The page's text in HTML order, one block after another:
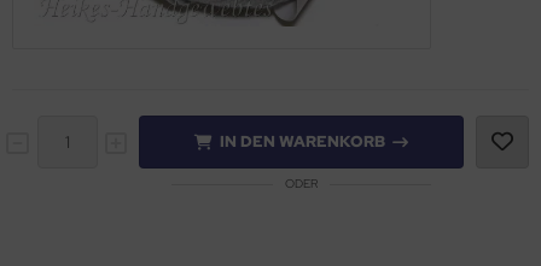
IN DEN WARENKORB
ODER